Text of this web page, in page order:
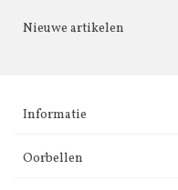
Nieuwe artikelen
Informatie
Oorbellen